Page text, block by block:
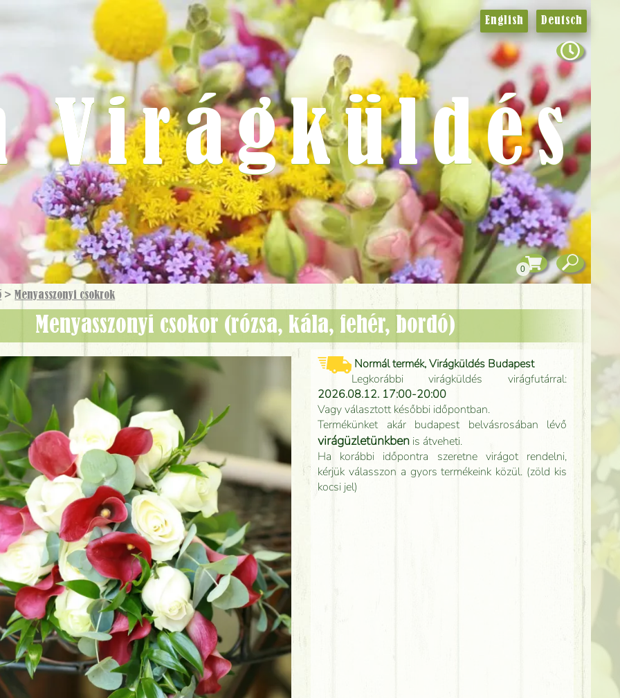
> Menyasszonyi csokrok
menyasszonyi csokor (rózsa, kála, fehér, bordó)
Normál termék, Virágküldés Budapest
Legkorábbi virágküldés virágfutárral:
2026.08.12. 17:00-20:00
Vagy választott későbbi időpontban.
Termékünket akár budapest belvásrosában lévő
virágüzletünkben is átveheti.
Ha korábbi időpontra szeretne virágot rendelni,
kérjük válasszon a gyors termékeink közül. (zöld kis
kocsi jel)
English Deutsch
Virágküldés
0